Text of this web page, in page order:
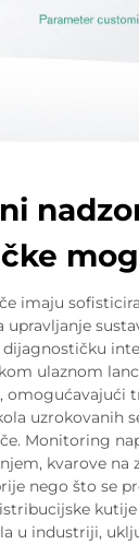
imaju
upravljanje
ulaznom
omogućavajući
uzrokovanih
Monitoring
kvarove na
nego što se
u industriji,